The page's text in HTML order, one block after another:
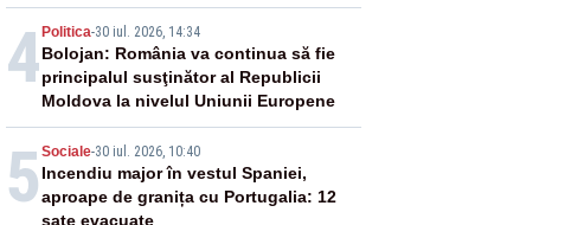
4Politica-30 iul. 2026, 14:34
Bolojan: România va continua să fie
principalul susţinător al Republicii
Moldova la nivelul Uniunii Europene
5 Sociale-30 iul. 2026, 10:40
Incendiu major în vestul Spaniei,
aproape de granița cu Portugalia: 12
sate evacuate